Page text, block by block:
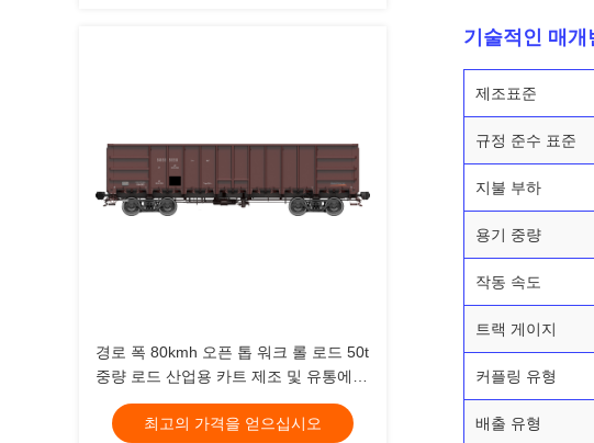
경로 폭 80kmh 오픈 톱 워크 롤 로드 50t
중량 로드 산업용 카트 제조 및 유통에
적합
최고의 가격을 얻으십시오
기술적인 매개
제조표준
규정 준수 표준
지불 부하
용기 중량
작동 속도
트랙 게이지
커플링 유형
배출 유형